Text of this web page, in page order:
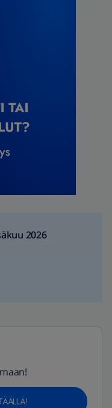
2026